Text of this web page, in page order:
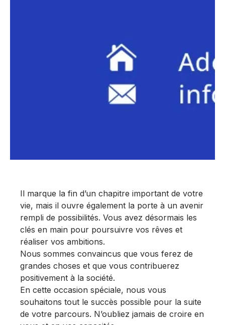
Il marque la fin d’un chapitre important de votre
vie, mais il ouvre également la porte à un avenir
rempli de possibilités. Vous avez désormais les
clés en main pour poursuivre vos rêves et
réaliser vos ambitions.
Nous sommes convaincus que vous ferez de
grandes choses et que vous contribuerez
positivement à la société.
En cette occasion spéciale, nous vous
souhaitons tout le succès possible pour la suite
de votre parcours. N’oubliez jamais de croire en